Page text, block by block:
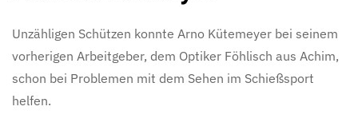
Unzähligen Schützen konnte Arno Kütemeyer bei seinem
vorherigen Arbeitgeber, dem Optiker Föhlisch aus Achim,
schon bei Problemen mit dem Sehen im Schießsport
helfen.